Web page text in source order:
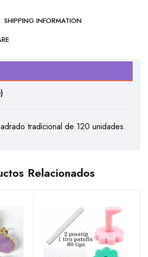
SHIPPING INFORMATION
tradicional de 120 unidades.
Relacionados